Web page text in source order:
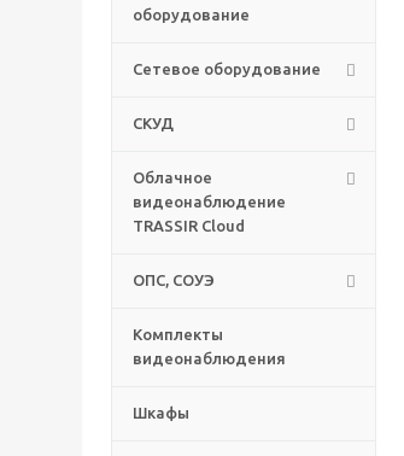
оборудование
Сетевое оборудование
СКУД
Облачное
видеонаблюдение
TRASSIR Cloud
ОПС, СОУЭ
Комплекты
видеонаблюдения
Шкафы